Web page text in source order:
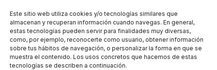
Este sitio web utiliza cookies y/o tecnologías similares que
almacenan y recuperan información cuando navegas. En general,
estas tecnologías pueden servir para finalidades muy diversas,
como, por ejemplo, reconocerte como usuario, obtener información
sobre tus hábitos de navegación, o personalizar la forma en que se
muestra el contenido. Los usos concretos que hacemos de estas
tecnologías se describen a continuación.
Cookies